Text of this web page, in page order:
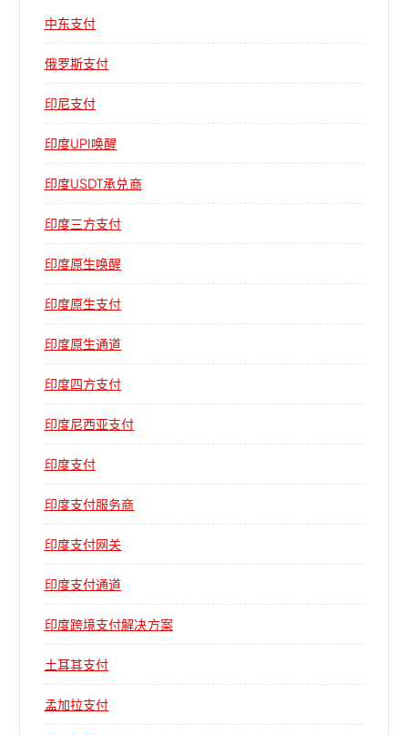
中东支付
俄罗斯支付
印尼支付
印度UPI唤醒
印度USDT承兑商
印度三方支付
印度原生唤醒
印度原生支付
印度原生通道
印度四方支付
印度尼西亚支付
印度支付
印度支付服务商
印度支付网关
印度支付通道
印度跨境支付解决方案
土耳其支付
孟加拉支付